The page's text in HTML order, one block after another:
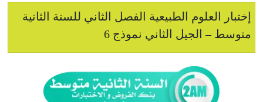
إختبار العلوم الطبيعية الفصل الثاني للسنة الثانية
متوسط – الجيل الثاني نموذج 6